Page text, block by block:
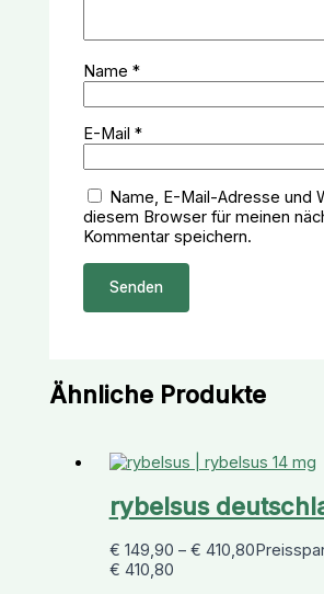
Name*
E-Mail*
Name, E-Mail-Adresse und
diesem Browser für meinen
Kommentar speichern.
Ähnliche Produkte
rybelsus
€ 149,90 – € 410,80
€ 410,80